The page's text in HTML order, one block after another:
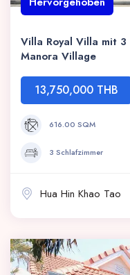
Villa Royal Villa mit 3
Manora Village
13,750,000 THB
616.00 SQM
3 Schlafzimmer
Hua Hin Khao Tao